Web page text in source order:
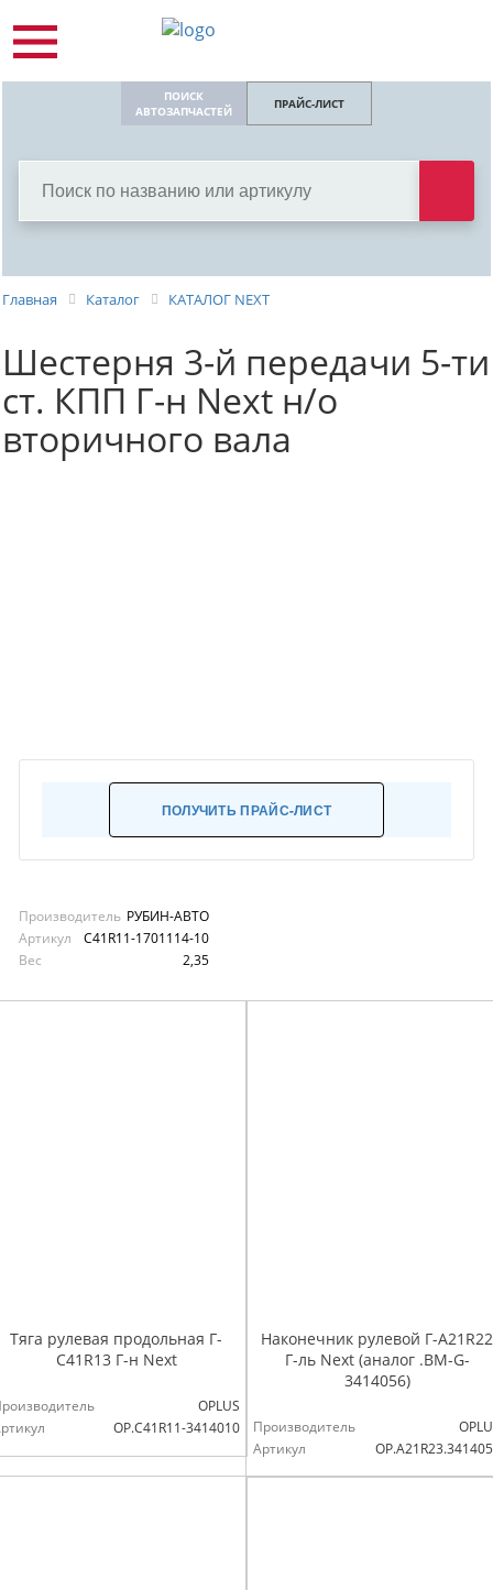
ПОИСК
АВТОЗАПЧАСТЕЙ
ПРАЙС-ЛИСТ
Главная Каталог КАТАЛОГ NEXT
Шестерня 3-й передачи 5-ти
ст. КПП Г-н Next н/о
вторичного вала
ПОЛУЧИТЬ ПРАЙС-ЛИСТ
Производитель РУБИН-АВТО
Артикул
С41R11-1701114-10
Вес
2,35
Тяга рулевая продольная Г-
С41R13 Г-н Next
OPLUS
OP.C41R11-3414010
Наконечник рулевой Г-А21R22
Г-ль Next (аналог .ВМ-G-
3414056)
Производитель
Артикул